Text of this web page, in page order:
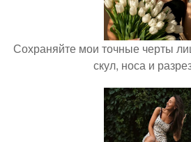
Сохраняйте мои точные черты
скул, носа и